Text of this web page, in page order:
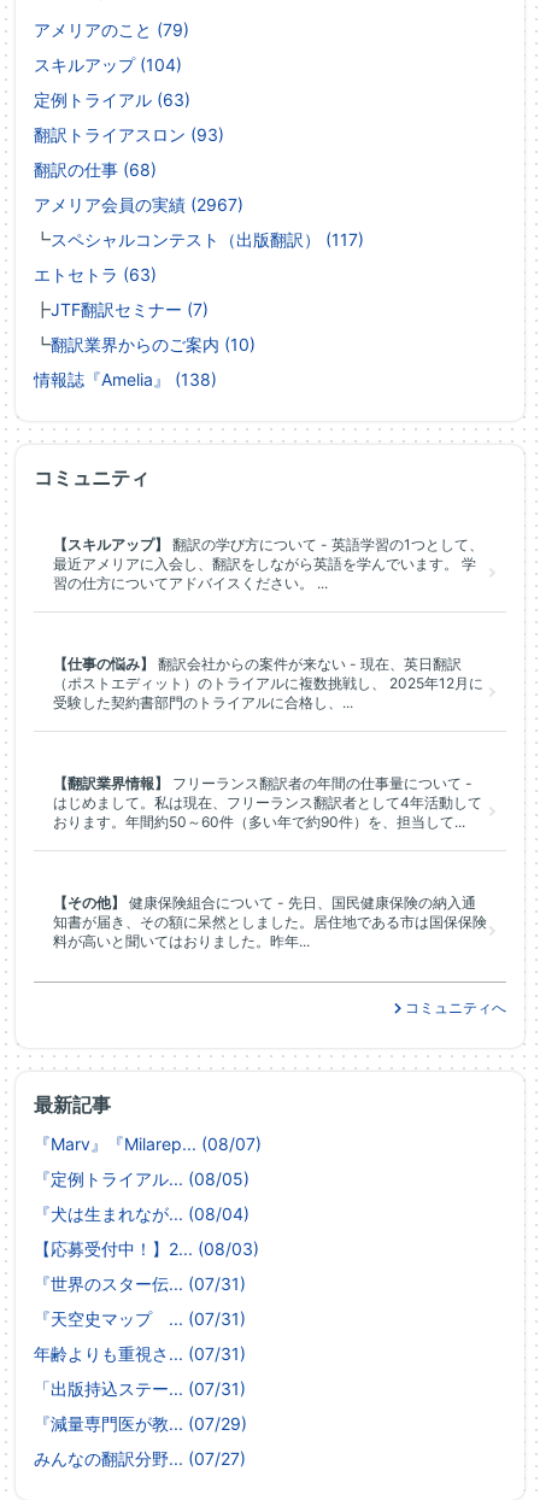
アメリアのこと (79)
スキルアップ (104)
定例トライアル (63)
翻訳トライアスロン (93)
翻訳の仕事 (68)
アメリア会員の実績 (2967)
┗スペシャルコンテスト（出版翻訳） (117)
エトセトラ (63)
┣JTF翻訳セミナー (7)
┗翻訳業界からのご案内 (10)
情報誌『Amelia』 (138)
最新記事
『Marv』『Milarep... (08/07)
『定例トライアル... (08/05)
『犬は生まれなが... (08/04)
【応募受付中！】2... (08/03)
『世界のスター伝... (07/31)
『天空史マップ ... (07/31)
年齢よりも重視さ... (07/31)
「出版持込ステー... (07/31)
『減量専門医が教... (07/29)
みんなの翻訳分野... (07/27)
コミュニティ
【スキルアップ】
翻訳の学び方について - 英語学習の1つとして、
最近アメリアに入会し、翻訳をしながら英語を学んでいます。 学
習の仕方についてアドバイスください。 ...
【仕事の悩み】
翻訳会社からの案件が来ない - 現在、英日翻訳
（ポストエディット）のトライアルに複数挑戦し、 2025年12月に
受験した契約書部門のトライアルに合格し、...
【翻訳業界情報】
フリーランス翻訳者の年間の仕事量について -
はじめまして。私は現在、フリーランス翻訳者として4年活動して
おります。年間約50～60件（多い年で約90件）を、担当して...
【その他】
健康保険組合について - 先日、国民健康保険の納入通
知書が届き、その額に呆然としました。居住地である市は国保保険
料が高いと聞いてはおりました。昨年...
コミュニティへ